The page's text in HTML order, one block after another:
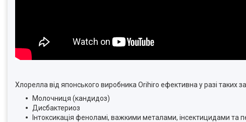
Хлорелла від японського виробника Orihiro ефективна у разі таких
Молочниця (кандидоз)
Дисбактериоз
Інтоксикація феноламі, важкими металами, інсектицидами та